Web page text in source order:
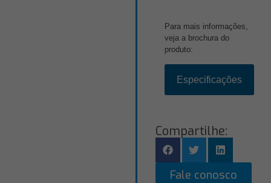
Para mais informações,
veja a brochura do
produto:
Especificações
Compartilhe:
Fale conosco